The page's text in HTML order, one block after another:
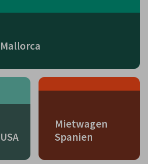
Mietwagen
Spanien